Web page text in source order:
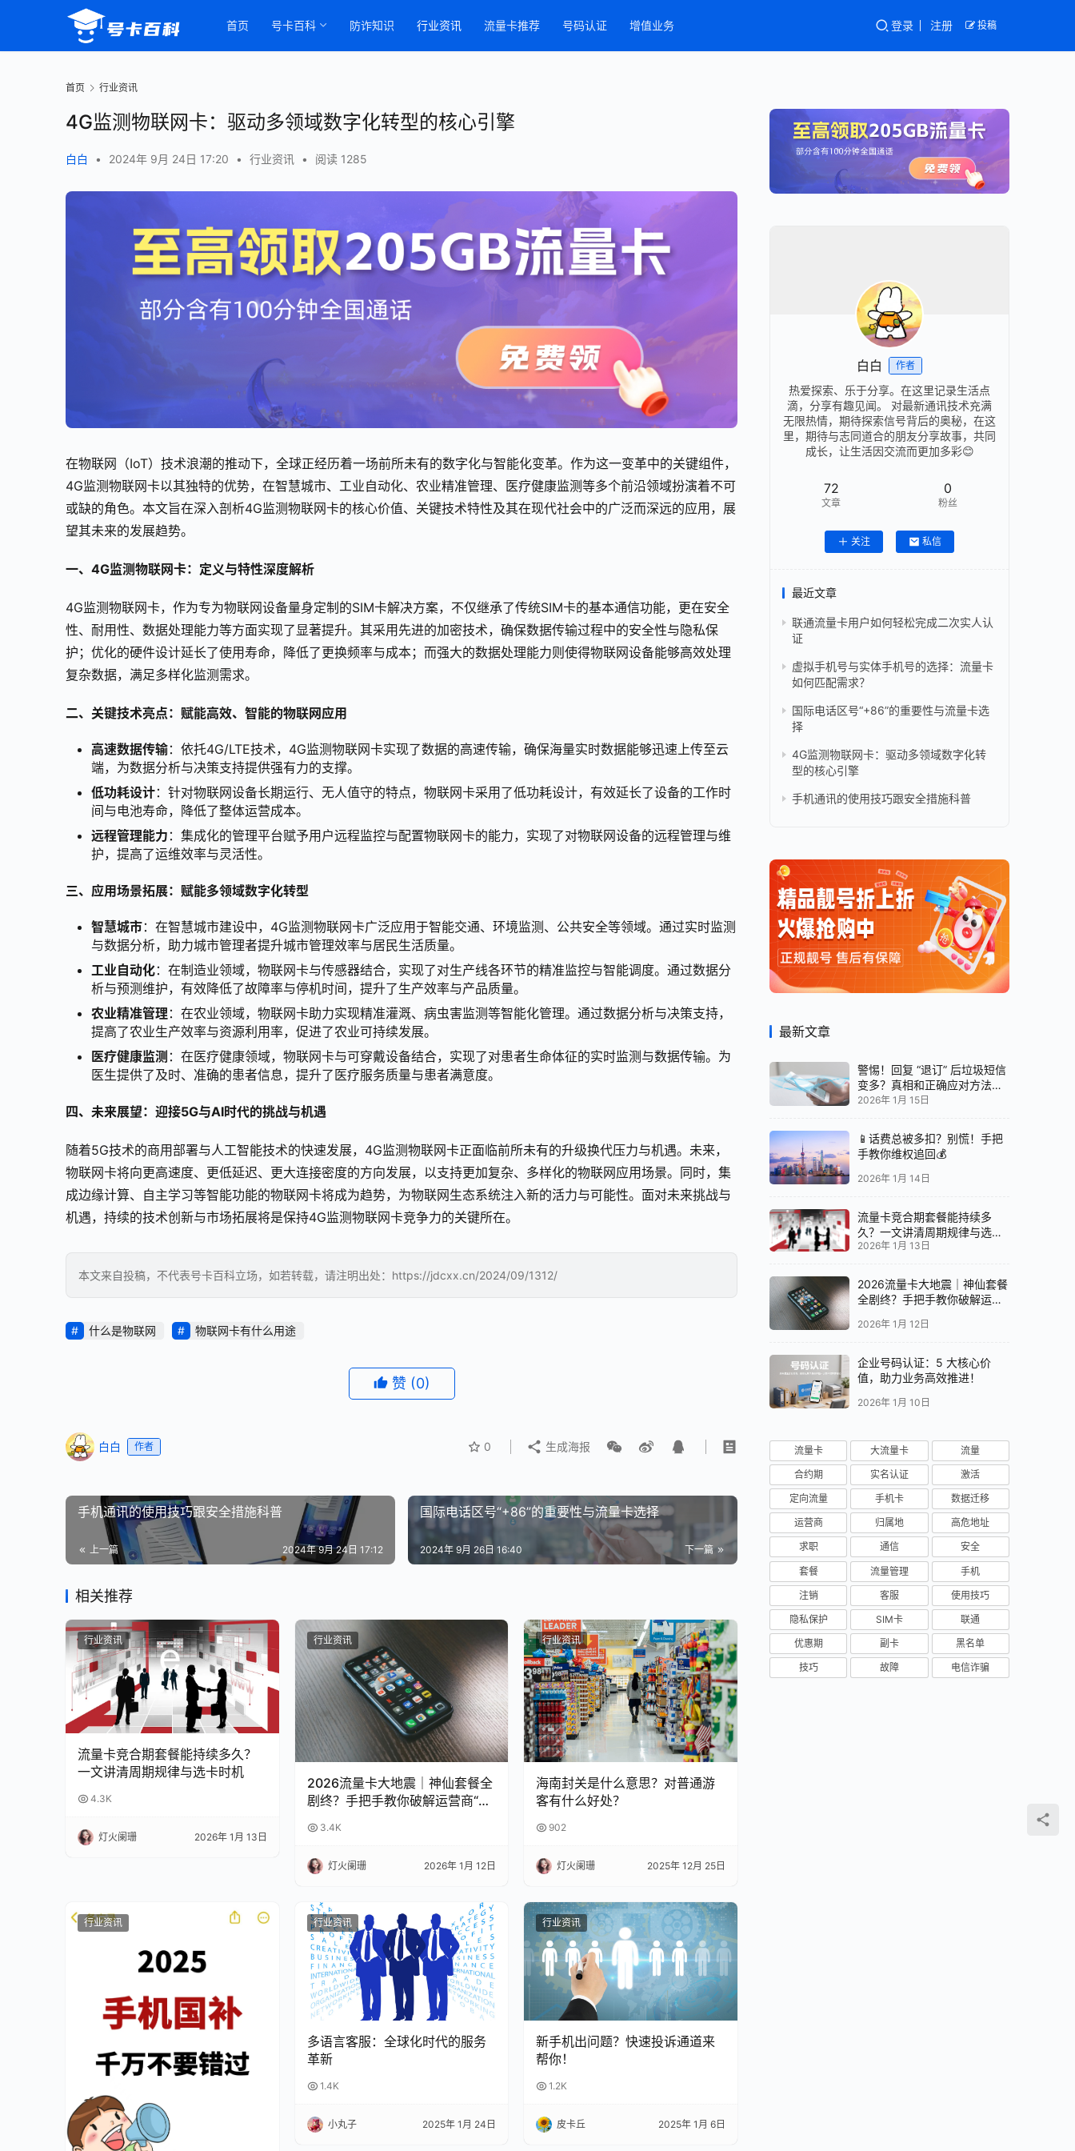
首页 号卡百科 防诈知识 行业资讯 流量卡推荐 号码认证 增值业务 登录 注册 投稿
首页 行业资讯
4G监测物联网卡：驱动多领域数字化转型的核心引擎
白白 • 2024年 9月 24日 17:20 • 行业资讯 • 阅读 1285
在物联网（IoT）技术浪潮的推动下，全球正经历着一场前所未有的数字化与智能化变革。作为这一变革中的关键组件，
4G监测物联网卡以其独特的优势，在智慧城市、工业自动化、农业精准管理、医疗健康监测等多个前沿领域扮演着不可
或缺的角色。本文旨在深入剖析4G监测物联网卡的核心价值、关键技术特性及其在现代社会中的广泛而深远的应用，展
望其未来的发展趋势。
一、4G监测物联网卡：定义与特性深度解析
4G监测物联网卡，作为专为物联网设备量身定制的SIM卡解决方案，不仅继承了传统SIM卡的基本通信功能，更在安全
性、耐用性、数据处理能力等方面实现了显著提升。其采用先进的加密技术，确保数据传输过程中的安全性与隐私保
护；优化的硬件设计延长了使用寿命，降低了更换频率与成本；而强大的数据处理能力则使得物联网设备能够高效处理
复杂数据，满足多样化监测需求。
二、关键技术亮点：赋能高效、智能的物联网应用
高速数据传输：依托4G/LTE技术，4G监测物联网卡实现了数据的高速传输，确保海量实时数据能够迅速上传至云
端，为数据分析与决策支持提供强有力的支撑。
低功耗设计：针对物联网设备长期运行、无人值守的特点，物联网卡采用了低功耗设计，有效延长了设备的工作时
间与电池寿命，降低了整体运营成本。
远程管理能力 ：集成化的管理平台赋予用户远程监控与配置物联网卡的能力，实现了对物联网设备的远程管理与维
护，提高了运维效率与灵活性。
三、应用场景拓展：赋能多领域数字化转型
智慧城市：在智慧城市建设中，4G监测物联网卡广泛应用于智能交通、环境监测、公共安全等领域。通过实时监测
与数据分析，助力城市管理者提升城市管理效率与居民生活质量。
工业自动化：在制造业领域，物联网卡与传感器结合，实现了对生产线各环节的精准监控与智能调度。通过数据分
析与预测维护，有效降低了故障率与停机时间，提升了生产效率与产品质量。
农业精准管理 ：在农业领域，物联网卡助力实现精准灌溉、病虫害监测等智能化管理。通过数据分析与决策支持，
提高了农业生产效率与资源利用率，促进了农业可持续发展。
医疗健康监测 ：在医疗健康领域，物联网卡与可穿戴设备结合，实现了对患者生命体征的实时监测与数据传输。为
医生提供了及时、准确的患者信息，提升了医疗服务质量与患者满意度。
四、未来展望：迎接5G与AI时代的挑战与机遇
随着5G技术的商用部署与人工智能技术的快速发展，4G监测物联网卡正面临前所未有的升级换代压力与机遇。未来，
物联网卡将向更高速度、更低延迟、更大连接密度的方向发展，以支持更加复杂、多样化的物联网应用场景。同时，集
成边缘计算、自主学习等智能功能的物联网卡将成为趋势，为物联网生态系统注入新的活力与可能性。面对未来挑战与
机遇，持续的技术创新与市场拓展将是保持4G监测物联网卡竞争力的关键所在。
本文来自投稿，不代表号卡百科立场，如若转载，请注明出处：https://jdcxx.cn/2024/09/1312/
什么是物联网 物联网卡有什么用途
赞 (0)
白白 作者 0 生成海报
手机通讯的使用技巧跟安全措施科普
上一篇 2024年 9月 24日 17:12
国际电话区号“+86”的重要性与流量卡选择
下一篇
2024年 9月 26日 16:40
相关推荐
行业资讯
流量卡竞合期套餐能持续多久？
一文讲清周期规律与选卡时机
4.3K
灯火阑珊 2026年 1月 13日
行业资讯
2026流量卡大地震｜神仙套餐全
剧终？手把手教你破解运营商“合
3.4K
灯火阑珊 2026年 1月 12日
行业资讯
海南封关是什么意思？对普通游
客有什么好处？
902
灯火阑珊 2025年 12月 25日
行业资讯 行业资讯
多语言客服：全球化时代的服务
革新
1.4K
小丸子 2025年 1月 24日
行业资讯
新手机出问题？快速投诉通道来
帮你！
1.2K
皮卡丘 2025年 1月 6日
白白 作者
热爱探索、乐于分享。在这里记录生活点
滴，分享有趣见闻。 对最新通讯技术充满
无限热情，期待探索信号背后的奥秘，在这
里，期待与志同道合的朋友分享故事，共同
成长，让生活因交流而更加多彩😊
72
文章
0
粉丝
关注 私信
最近文章
联通流量卡用户如何轻松完成二次实人认
证
虚拟手机号与实体手机号的选择：流量卡
如何匹配需求？
国际电话区号“+86”的重要性与流量卡选
择
4G监测物联网卡：驱动多领域数字化转
型的核心引擎
手机通讯的使用技巧跟安全措施科普
最新文章
警惕！回复 “退订” 后垃圾短信
变多？真相和正确应对方法都
在这
2026年 1月 15日
📱话费总被多扣？别慌！手把
手教你维权追回💰
2026年 1月 14日
流量卡竞合期套餐能持续多
久？一文讲清周期规律与选卡
时机
2026年 1月 13日
2026流量卡大地震｜神仙套餐
全剧终？手把手教你破解运营
2026年 1月 12日
企业号码认证：5 大核心价
值，助力业务高效推进！
2026年 1月 10日
流量卡 大流量卡 流量
合约期 实名认证 激活
定向流量 手机卡 数据迁移
运营商 归属地 高危地址
求职 通信 安全
套餐 流量管理 手机
注销 客服 使用技巧
隐私保护 SIM卡 联通
优惠期 副卡 黑名单
技巧 故障 电信诈骗